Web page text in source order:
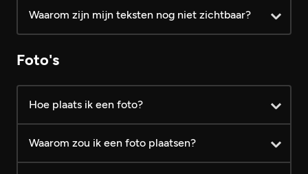
Waarom zijn mijn teksten nog niet zichtbaar?
Foto's
Hoe plaats ik een foto?
Waarom zou ik een foto plaatsen?